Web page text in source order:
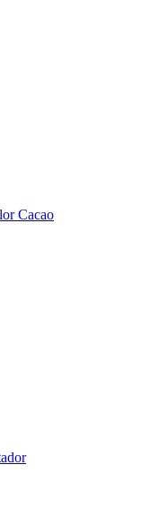
Cacao